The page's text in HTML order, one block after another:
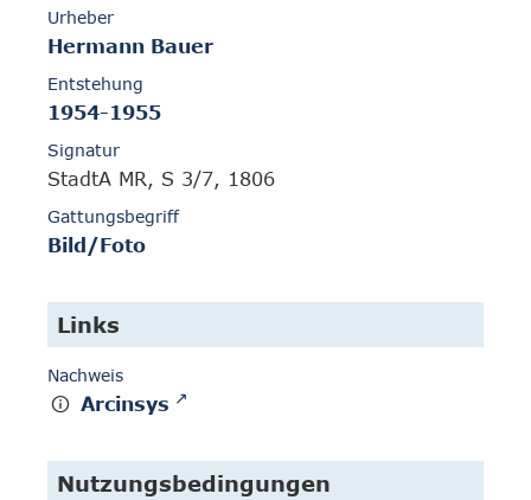
Urheber
Hermann Bauer
Entstehung
1954-1955
Signatur
StadtA MR, S 3/7, 1806
Gattungsbegriff
Bild/Foto
Links
Nachweis
Arcinsys
Nutzungsbedingungen